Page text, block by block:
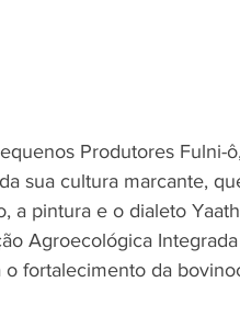
Produtores
sua cultura marcante,
a pintura e o dialeto
Agroecológica
o fortalecimento da